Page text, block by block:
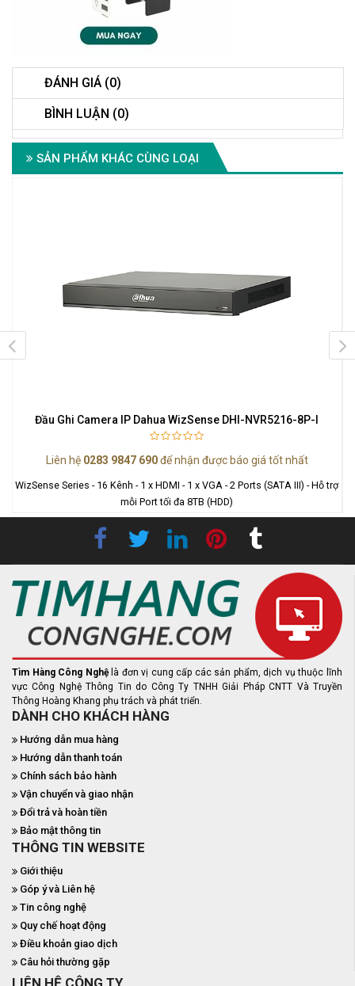
ĐÁNH GIÁ (0)
BÌNH LUẬN (0)
SẢN PHẨM KHÁC CÙNG LOẠI
Đầu Ghi Camera IP Dahua WizSense DHI-NVR5216-8P-I
Liên hệ 0283 9847 690để nhận được báo giá tốt nhất
WizSense Series - 16 Kênh - 1 x HDMI - 1 x VGA - 2 Ports (SATA III) - Hỗ trợ
mỗi Port tối đa 8TB (HDD)
Tìm Hàng Công Nghệ là đơn vị cung cấp các sản phẩm, dịch vụ thuộc lĩnh
vực Công Nghệ Thông Tin do Công Ty TNHH Giải Pháp CNTT Và Truyền
Thông Hoàng Khang phụ trách và phát triển.
DÀNH CHO KHÁCH HÀNG
Hướng dẫn mua hàng
Hướng dẫn thanh toán
Chính sách bảo hành
Vận chuyển và giao nhận
Đổi trả và hoàn tiền
Bảo mật thông tin
THÔNG TIN WEBSITE
Giới thiệu
Góp ý và Liên hệ
Tin công nghệ
Quy chế hoạt động
Điều khoản giao dịch
Câu hỏi thường gặp
LIÊN HỆ CÔNG TY